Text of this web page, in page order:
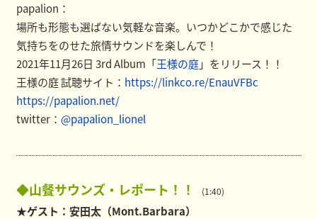
papalion：
場所も形態も選ばない気軽な音楽。いつかどこかで感じた
気持ちをのせた旅情サウンドを楽しんで！
2021年11月26日 3rd Album「王様の庭」をリリース！！
王様の庭 試聴サイト： https://linkco.re/EnauVFBc
https://papalion.net/
twitter： @papalion_lionel
◆山餐サウンズ・レポート！！ (1:40)
★ゲスト：安田太（Mont.Barbara）